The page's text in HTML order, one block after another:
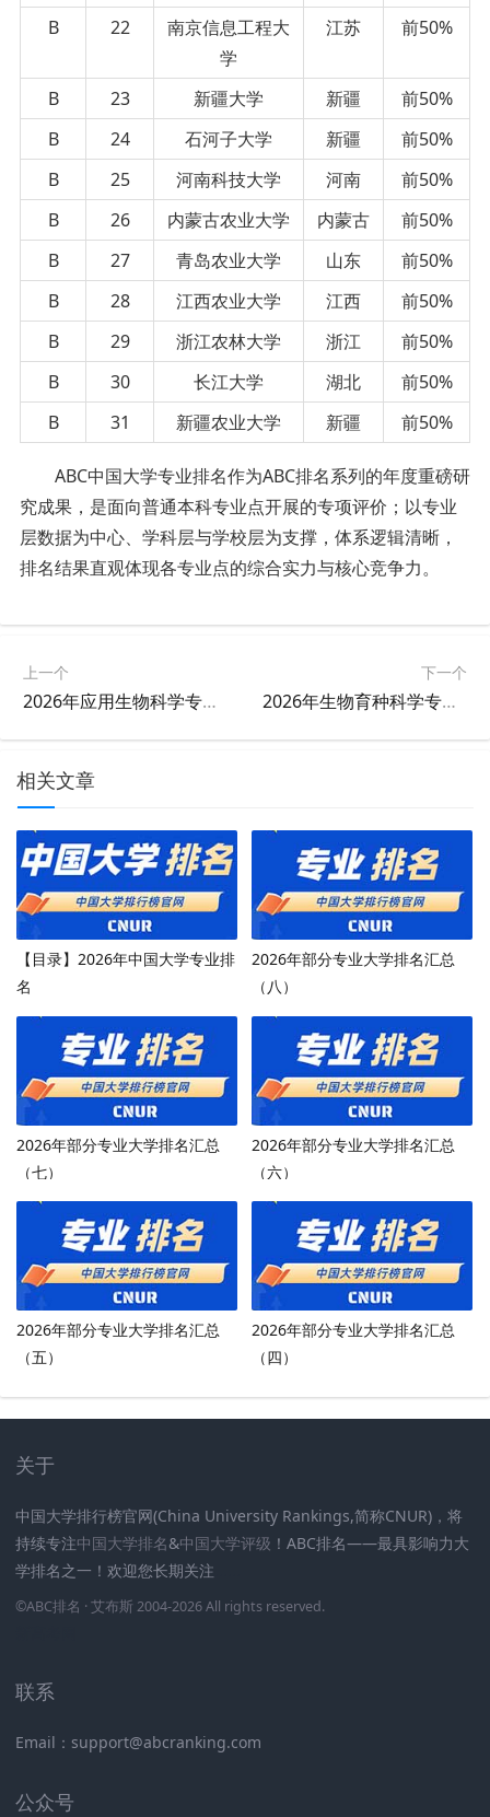
B
22
南京信息工程大
学
江苏 前50%
B 23 新疆大学 新疆
前50%
B
24 石河子大学 新疆
前50%
B
25 河南科技大学 河南
前50%
B
26 内蒙古农业大学 内蒙古
前50%
B
27 青岛农业大学 山东
前50%
B
28 江西农业大学 江西
前50%
B
29 浙江农林大学 浙江
前50%
B
30 长江大学 湖北
前50%
B
31 新疆农业大学 新疆 前50%
ABC中国大学专业排名作为ABC排名系列的年度重磅研
究成果，是面向普通本科专业点开展的专项评价；以专业
层数据为中心、学科层与学校层为支撑，体系逻辑清晰，
排名结果直观体现各专业点的综合实力与核心竞争力。
上一个
2026年应用生物科学专业大学排名
下一个
2026年生物育种科学专业大学排名
相关文章
【目录】2026年中国大学专业排
名
2026年部分专业大学排名汇总
（八）
2026年部分专业大学排名汇总
（七）
2026年部分专业大学排名汇总
（六）
2026年部分专业大学排名汇总
（五）
2026年部分专业大学排名汇总
（四）
关于
中国大学排行榜官网(China University Rankings,简称CNUR)，将
持续专注中国大学排名&中国大学评级 ！ABC排名——最具影响力大
学排名之一！欢迎您长期关注
©ABC排名 · 艾布斯 2004-2026 All rights reserved.
联系
Email：support@abcranking.com
公众号